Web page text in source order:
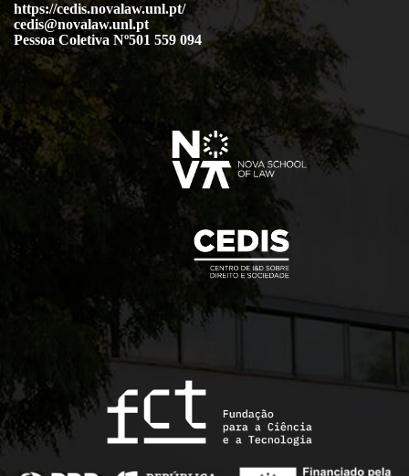
https://cedis.novalaw.unl.pt/
cedis@novalaw.unl.pt
Pessoa Coletiva Nº501 559 094